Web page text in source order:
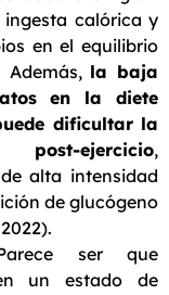
calórica y
en el equilibrio
la baja
en la diete
dificultar la
ejercicio,
alta intensidad
de glucógeno
ser que
un estado de